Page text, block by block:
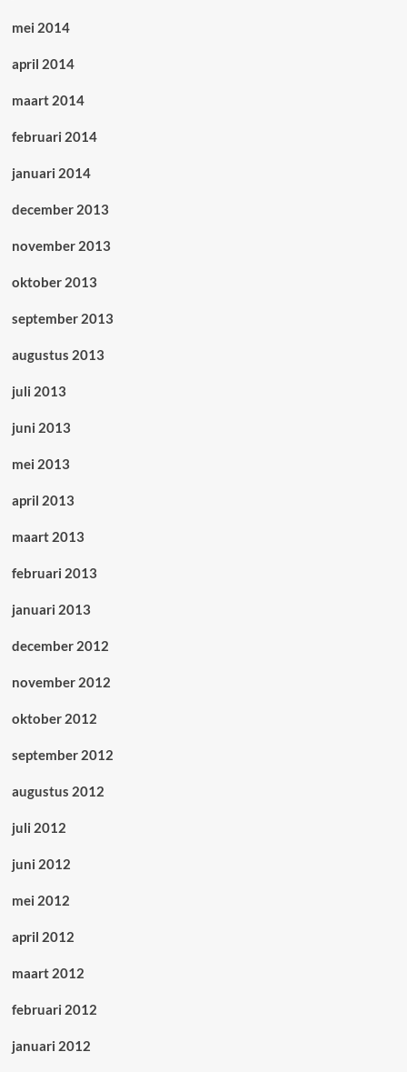
mei 2014
april 2014
maart 2014
februari 2014
januari 2014
december 2013
november 2013
oktober 2013
september 2013
augustus 2013
juli 2013
juni 2013
mei 2013
april 2013
maart 2013
februari 2013
januari 2013
december 2012
november 2012
oktober 2012
september 2012
augustus 2012
juli 2012
juni 2012
mei 2012
april 2012
maart 2012
februari 2012
januari 2012